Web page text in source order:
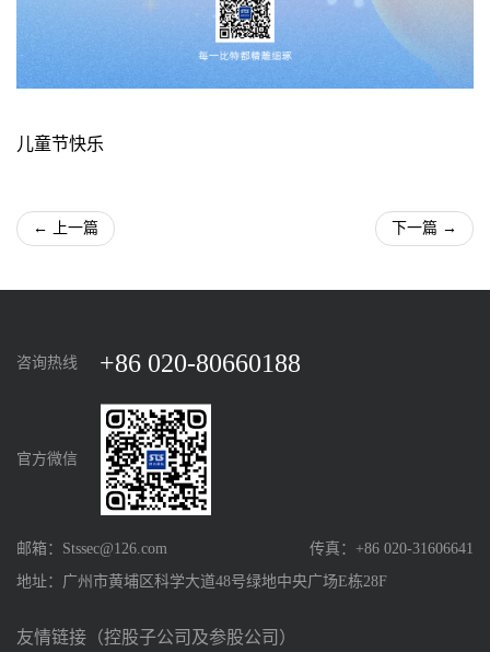
儿童节快乐
← 上一篇 下一篇 →
咨询热线 +86 020-80660188
官方微信
邮箱：Stssec@126.com
传真：+86 020-31606641
地址：广州市黄埔区科学大道48号绿地中央广场E栋28F
友情链接（控股子公司及参股公司）